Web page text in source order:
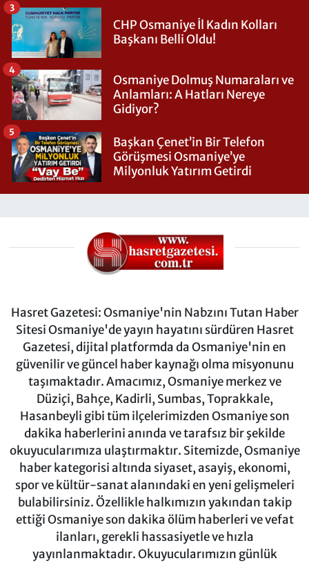
CHP Osmaniye İl Kadın Kolları
Başkanı Belli Oldu!
3
Osmaniye Dolmuş Numaraları ve
Anlamları: A Hatları Nereye
Gidiyor?
4
Başkan Çenet’in Bir Telefon
Görüşmesi Osmaniye’ye
Milyonluk Yatırım Getirdi
5
Hasret Gazetesi: Osmaniye'nin Nabzını Tutan Haber
Sitesi Osmaniye'de yayın hayatını sürdüren Hasret
Gazetesi, dijital platformda da Osmaniye'nin en
güvenilir ve güncel haber kaynağı olma misyonunu
taşımaktadır. Amacımız, Osmaniye merkez ve
Düziçi, Bahçe, Kadirli, Sumbas, Toprakkale,
Hasanbeyli gibi tüm ilçelerimizden Osmaniye son
dakika haberlerini anında ve tarafsız bir şekilde
okuyucularımıza ulaştırmaktır. Sitemizde, Osmaniye
haber kategorisi altında siyaset, asayiş, ekonomi,
spor ve kültür-sanat alanındaki en yeni gelişmeleri
bulabilirsiniz. Özellikle halkımızın yakından takip
ettiği Osmaniye son dakika ölüm haberleri ve vefat
ilanları, gerekli hassasiyetle ve hızla
yayınlanmaktadır. Okuyucularımızın günlük